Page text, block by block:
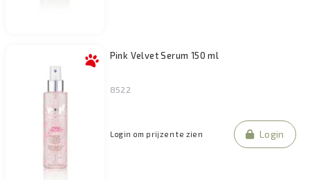
Pink Velvet Serum 150 ml
8522
Login om prijzen te zien Login